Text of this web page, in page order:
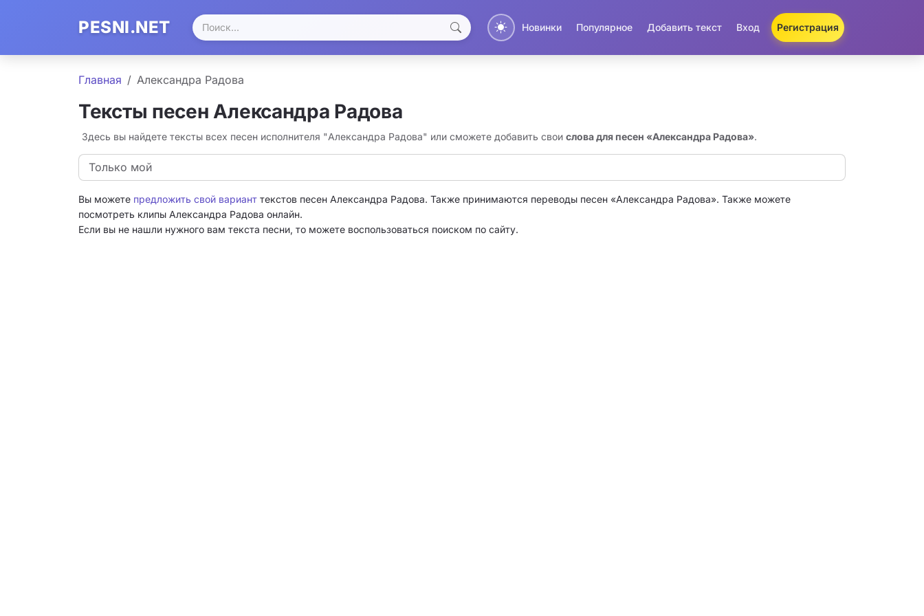
PESNI.NET Новинки Популярное Добавить текст Вход Регистрация
Главная Александра Радова
Тексты песен Александра Радова
Здесь вы найдете тексты всех песен исполнителя "Александра Радова" или сможете добавить свои слова для песен «Александра Радова».
Только мой
Вы можете предложить свой вариант текстов песен Александра Радова. Также принимаются переводы песен «Александра Радова». Также можете
посмотреть клипы Александра Радова онлайн.
Если вы не нашли нужного вам текста песни, то можете воспользоваться поиском по сайту.